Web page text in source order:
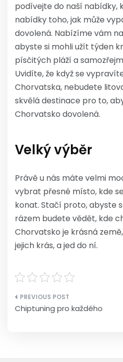
podívejte do naší nabídky,
nabídky toho, jak může
dovolená. Nabízíme vám
abyste si mohli užít týden
písčitých pláží a
Uvidíte, že když se
Chorvatska, nebudete
skvělá destinace pro to,
Chorvatsko dovolená.
Velký výběr
Právě u nás máte velmi
vybrat přesné místo, kde
konat. Stačí proto, abyste
rázem budete vědět, kde
Chorvatsko je krásná
jejich krás, a jed do ní.
Navigace
pro
Chiptuning pro každého